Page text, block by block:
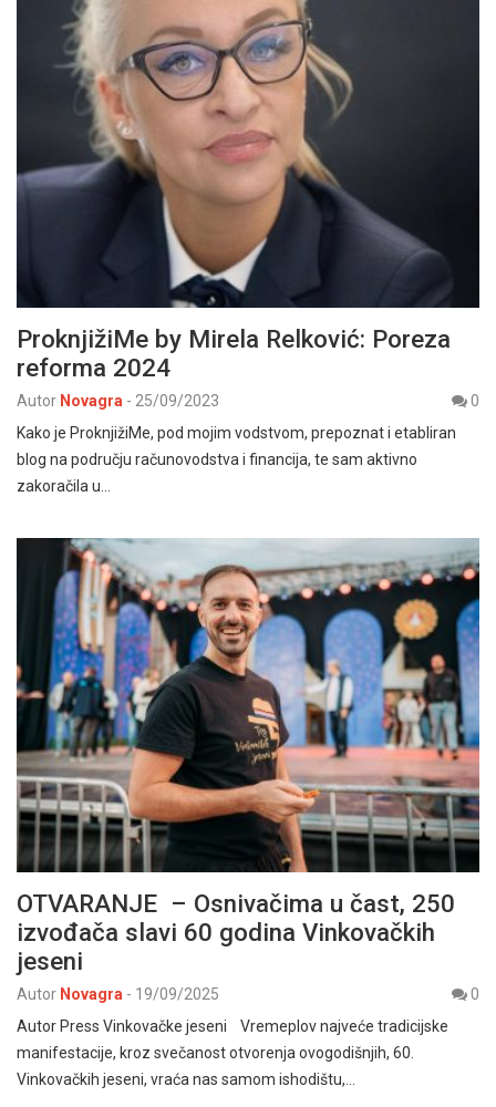
ProknjižiMe by Mirela Relković: Poreza
reforma 2024
Autor Novagra - 25/09/2023
0
Kako je ProknjižiMe, pod mojim vodstvom, prepoznat i etabliran
blog na području računovodstva i financija, te sam aktivno
zakoračila u…
OTVARANJE – Osnivačima u čast, 250
izvođača slavi 60 godina Vinkovačkih
jeseni
Autor Novagra - 19/09/2025
0
Autor Press Vinkovačke jeseni Vremeplov najveće tradicijske
manifestacije, kroz svečanost otvorenja ovogodišnjih, 60.
Vinkovačkih jeseni, vraća nas samom ishodištu,…